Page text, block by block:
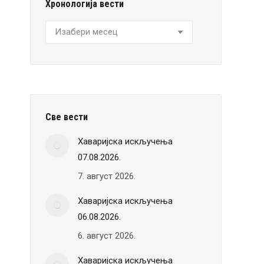
Хронологија вести
Хронологија
вести
Све вести
Хаваријска искључења
07.08.2026.
7. август 2026.
Хаваријска искључења
06.08.2026.
6. август 2026.
Хаваријска искључења